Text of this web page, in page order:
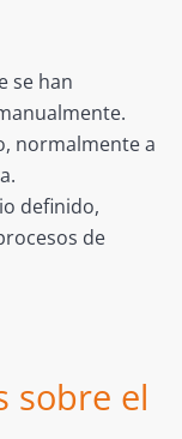
se han
normalmente a
definido,
de
sobre el